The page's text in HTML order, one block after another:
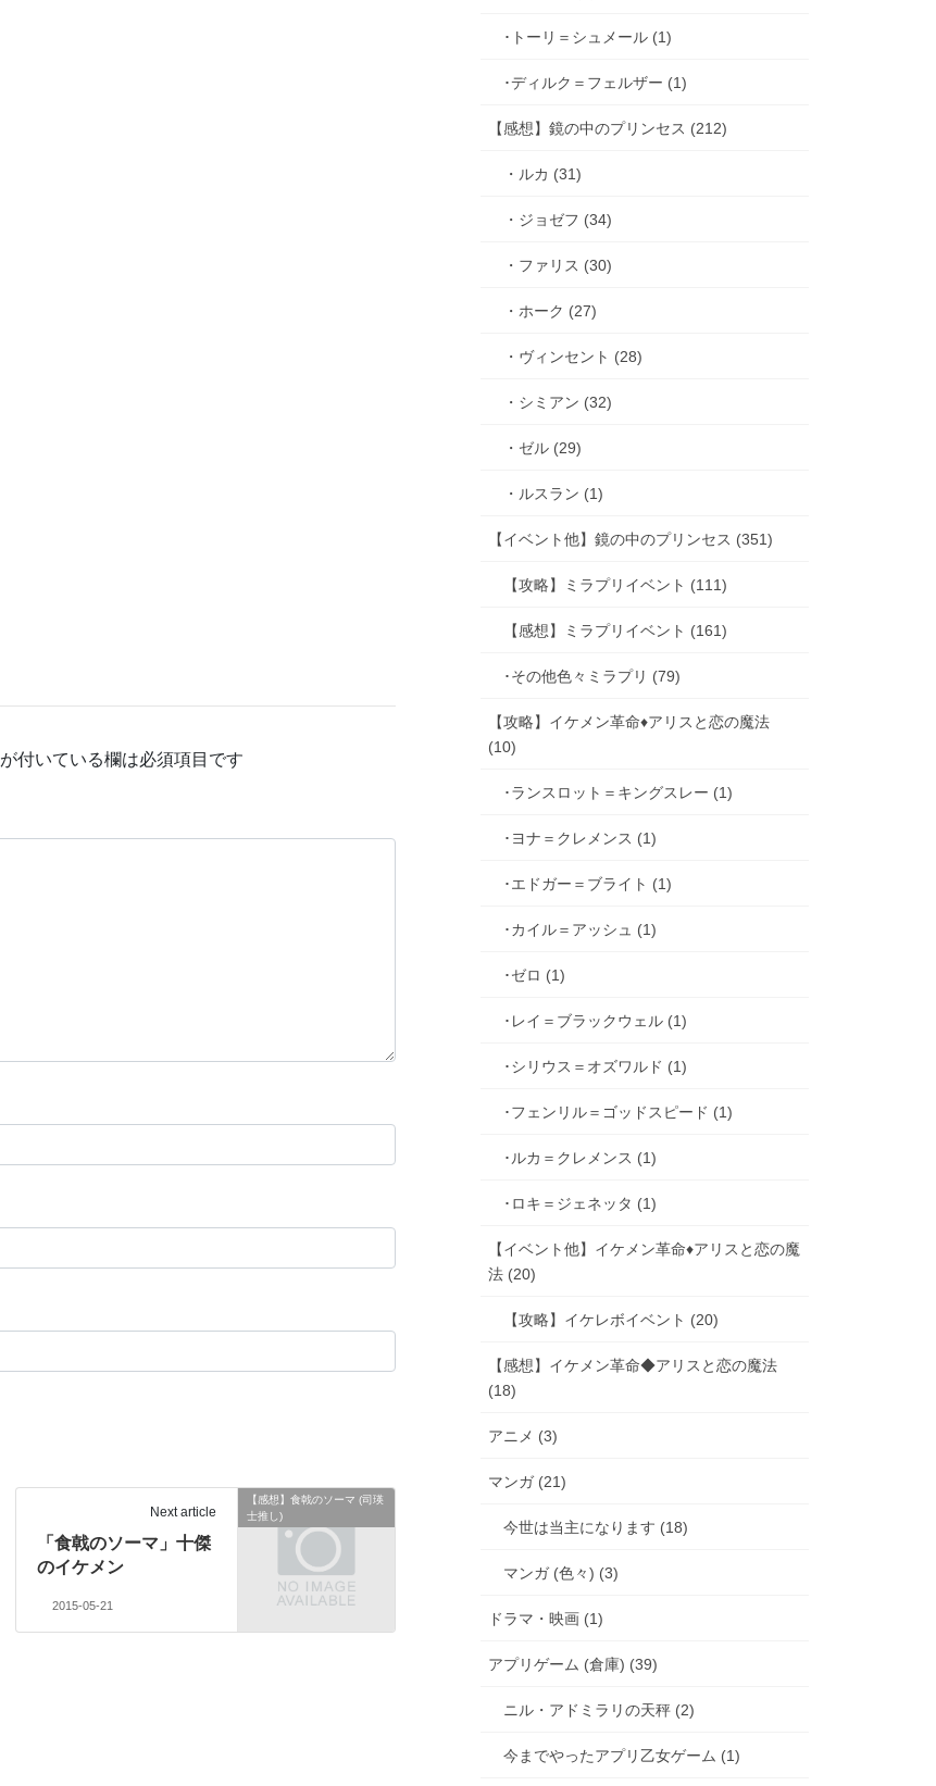
が付いている欄は必須項目です
【感想】食戟のソーマ (司瑛
士推し)
Next article
「食戟のソーマ」十傑
のイケメン
2015-05-21
･トーリ＝シュメール (1)
･ディルク＝フェルザー (1)
【感想】鏡の中のプリンセス (212)
・ルカ (31)
・ジョゼフ (34)
・ファリス (30)
・ホーク (27)
・ヴィンセント (28)
・シミアン (32)
・ゼル (29)
・ルスラン (1)
【イベント他】鏡の中のプリンセス (351)
【攻略】ミラプリイベント (111)
【感想】ミラプリイベント (161)
･その他色々ミラプリ (79)
【攻略】イケメン革命♦アリスと恋の魔法
(10)
･ランスロット＝キングスレー (1)
･ヨナ＝クレメンス (1)
･エドガー＝ブライト (1)
･カイル＝アッシュ (1)
･ゼロ (1)
･レイ＝ブラックウェル (1)
･シリウス＝オズワルド (1)
･フェンリル＝ゴッドスピード (1)
･ルカ＝クレメンス (1)
･ロキ＝ジェネッタ (1)
【イベント他】イケメン革命♦アリスと恋の魔
法 (20)
【攻略】イケレボイベント (20)
【感想】イケメン革命◆アリスと恋の魔法
(18)
アニメ (3)
マンガ (21)
今世は当主になります (18)
マンガ (色々) (3)
ドラマ・映画 (1)
アプリゲーム (倉庫) (39)
ニル・アドミラリの天秤 (2)
今までやったアプリ乙女ゲーム (1)